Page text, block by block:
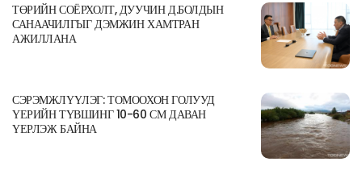
ТӨРИЙН СОЁРХОЛТ, ДУУЧИН Д.БОЛДЫН
САНААЧИЛГЫГ ДЭМЖИН ХАМТРАН
АЖИЛЛАНА
СЭРЭМЖЛҮҮЛЭГ: ТОМООХОН ГОЛУУД
ҮЕРИЙН ТҮВШИНГ 10-60 СМ ДАВАН
ҮЕРЛЭЖ БАЙНА